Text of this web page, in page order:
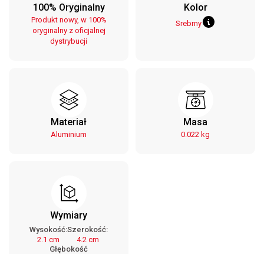
100% Oryginalny
Produkt nowy, w 100%
oryginalny z oficjalnej
dystrybucji
Kolor
Srebrny
Materiał
Aluminium
Masa
0.022 kg
Wymiary
Wysokość:
2.1 cm
Szerokość:
4.2 cm
Głębokość